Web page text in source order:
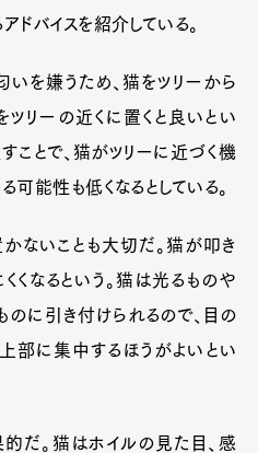
ドバイスを紹介している。
を嫌うため、猫をツリーから
リーの近くに置くと良いとい
ことで、猫がツリーに近づく機
能性も低くなるとしている。
ないことも大切だ。猫が叩き
くなるという。猫は光るものや
に引き付けられるので、目の
部に集中するほうがよいとい
だ。猫はホイルの見た目、感